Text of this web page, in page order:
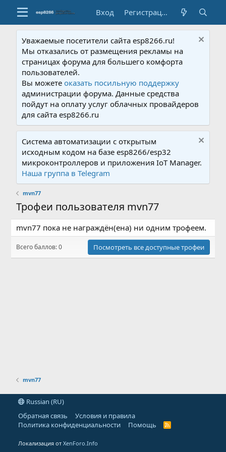
Вход Регистрация
Уважаемые посетители сайта esp8266.ru!
Мы отказались от размещения рекламы на
страницах форума для большего комфорта
пользователей.
Вы можетеоказать посильную поддержку
администрации форума. Данные средства
пойдут на оплату услуг облачных провайдеров
для сайта esp8266.ru
Система автоматизации с открытым
исходным кодом на базе esp8266/esp32
микроконтроллеров и приложения IoT Manager.
Наша группа в Telegram
mvn77
Трофеи пользователя mvn77
mvn77 пока не награждён(ена) ни одним трофеем.
Всего баллов: 0 Посмотреть все доступные трофеи
mvn77
Russian (RU)
Обратная связь
Условия и правила
Политика конфиденциальности
Помощь
R
Локализация отXenForo.Info